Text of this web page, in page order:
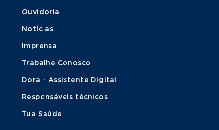
Ouvidoria
Notícias
Imprensa
Trabalhe Conosco
Dora - Assistente Digital
Responsáveis técnicos
Tua Saúde